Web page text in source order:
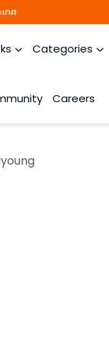
ทศ
Categories
Careers